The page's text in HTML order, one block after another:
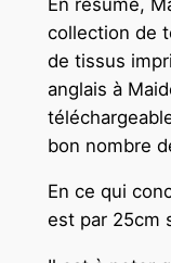
collection de
de tissus
anglais à
bon nombre
En ce qui
est par 25cm